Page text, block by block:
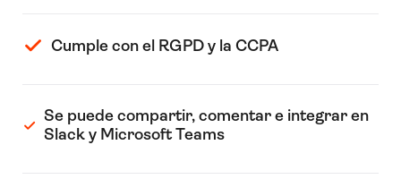
Cumple con el RGPD y la CCPA
Se puede compartir, comentar e integrar en
Slack y Microsoft Teams